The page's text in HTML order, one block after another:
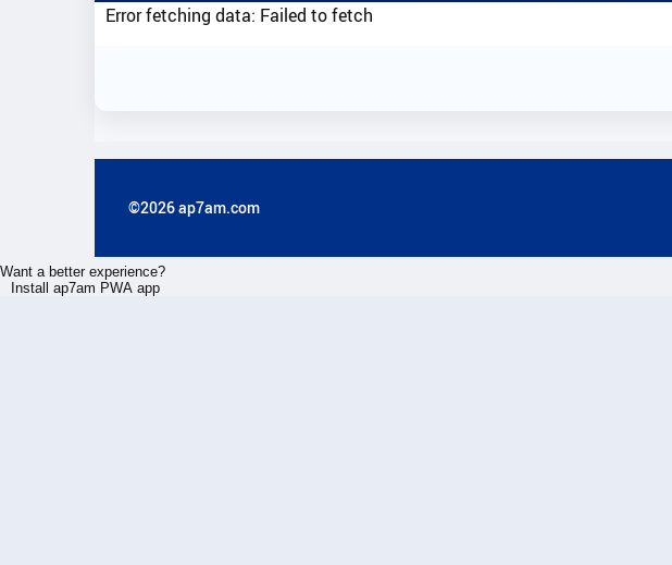
Error fetching data: Failed to fetch
©2026 ap7am.com
Want a better experience?
Install ap7am PWA app